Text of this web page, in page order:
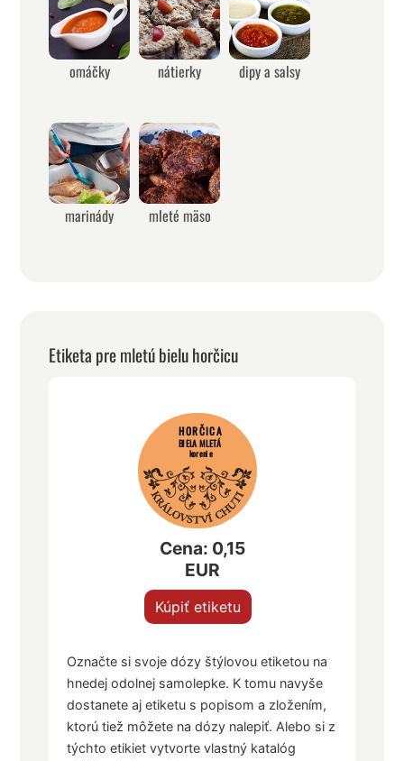
omáčky nátierky dipy a salsy
marinády mleté mäso
Etiketa pre mletú bielu horčicu
HORČICA
BIELA MLETÁ
korenie
Cena: 0,15
EUR
Kúpiť etiketu
Označte si svoje dózy štýlovou etiketou na
hnedej odolnej samolepke. K tomu navyše
dostanete aj etiketu s popisom a zložením,
ktorú tiež môžete na dózy nalepiť. Alebo si z
týchto etikiet vytvorte vlastný katalóg